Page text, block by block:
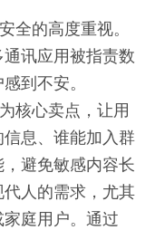
全的高度重视。
讯应用被指责数
到不安。
核心卖点，让用
息、谁能加入群
避免敏感内容长
人的需求，尤其
庭用户。通过